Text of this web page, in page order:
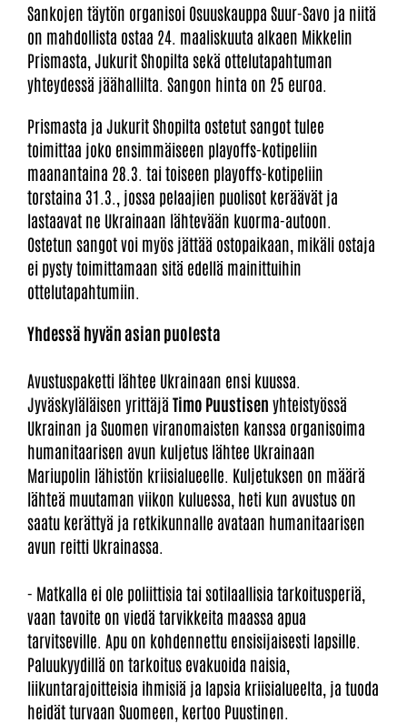
Sankojen täytön organisoi Osuuskauppa Suur-Savo ja niitä
on mahdollista ostaa 24. maaliskuuta alkaen Mikkelin
Prismasta, Jukurit Shopilta sekä ottelutapahtuman
yhteydessä jäähallilta. Sangon hinta on 25 euroa.
Prismasta ja Jukurit Shopilta ostetut sangot tulee
toimittaa joko ensimmäiseen playoffs-kotipeliin
maanantaina 28.3. tai toiseen playoffs-kotipeliin
torstaina 31.3., jossa pelaajien puolisot keräävät ja
lastaavat ne Ukrainaan lähtevään kuorma-autoon.
Ostetun sangot voi myös jättää ostopaikaan, mikäli ostaja
ei pysty toimittamaan sitä edellä mainittuihin
ottelutapahtumiin.
Yhdessä hyvän asian puolesta
Avustuspaketti lähtee Ukrainaan ensi kuussa.
Jyväskyläläisen yrittäjäTimo Puustisen yhteistyössä
Ukrainan ja Suomen viranomaisten kanssa organisoima
humanitaarisen avun kuljetus lähtee Ukrainaan
Mariupolin lähistön kriisialueelle. Kuljetuksen on määrä
lähteä muutaman viikon kuluessa, heti kun avustus on
saatu kerättyä ja retkikunnalle avataan humanitaarisen
avun reitti Ukrainassa.
- Matkalla ei ole poliittisia tai sotilaallisia tarkoitusperiä,
vaan tavoite on viedä tarvikkeita maassa apua
tarvitseville. Apu on kohdennettu ensisijaisesti lapsille.
Paluukyydillä on tarkoitus evakuoida naisia,
liikuntarajoitteisia ihmisiä ja lapsia kriisialueelta, ja tuoda
heidät turvaan Suomeen, kertoo Puustinen.